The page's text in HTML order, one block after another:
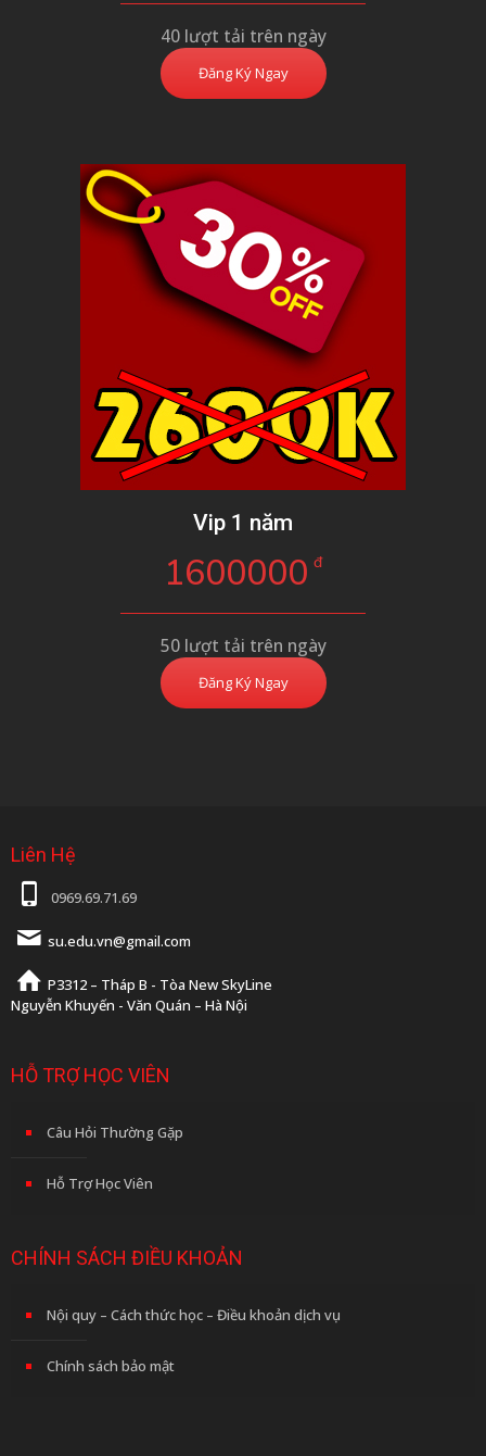
40 lượt tải trên ngày
Đăng Ký Ngay
Vip 1 năm
1600000 đ
50 lượt tải trên ngày
Đăng Ký Ngay
Liên Hệ
0969.69.71.69
su.edu.vn@gmail.com
P3312 – Tháp B - Tòa New SkyLine
Nguyễn Khuyến - Văn Quán – Hà Nội
HỖ TRỢ HỌC VIÊN
Câu Hỏi Thường Gặp
Hỗ Trợ Học Viên
CHÍNH SÁCH ĐIỀU KHOẢN
Nội quy – Cách thức học – Điều khoản dịch vụ
Chính sách bảo mật